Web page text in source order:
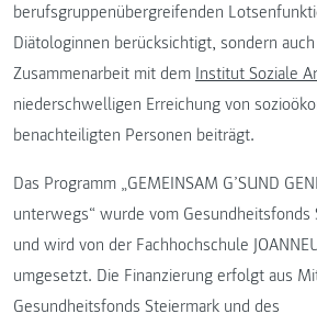
berufsgruppenübergreifenden
Diätologinnen berücksichtigt, sondern
Zusammenarbeit mit dem Institut Soziale
niederschwelligen Erreichung von
benachteiligten Personen beiträgt.
Das Programm „GEMEINSAM G’SUND
unterwegs“ wurde vom Gesundheitsfonds
und wird von der Fachhochschule
umgesetzt. Die Finanzierung erfolgt aus
Gesundheitsfonds Steiermark und des